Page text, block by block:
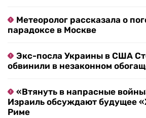
Метеоролог рассказала о
парадоксе в Москве
Экс-посла Украины в США
обвинили в незаконном
«Втянуть в напрасные
Израиль обсуждают будущее
Риме